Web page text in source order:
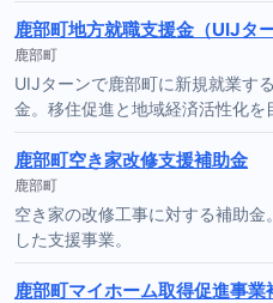
鹿部町地方就職支援金（UIJタ
鹿部町
UIJターンで鹿部町に新規就業す
金。移住促進と地域経済活性化を
鹿部町空き家改修支援補助金
鹿部町
空き家の改修工事に対する補助
した支援事業。
鹿部町マイホーム取得促進事業